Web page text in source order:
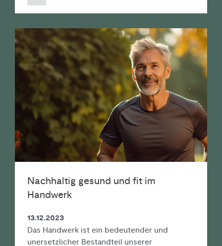
Nachhaltig gesund und fit im
Handwerk
13.12.2023
Das Handwerk ist ein bedeutender und
unersetzlicher Bestandteil unserer